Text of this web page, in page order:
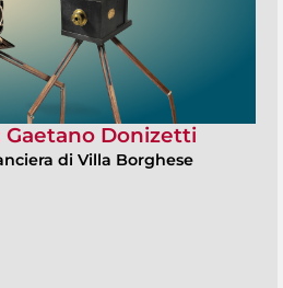
Gaetano Donizetti
di Villa Borghese